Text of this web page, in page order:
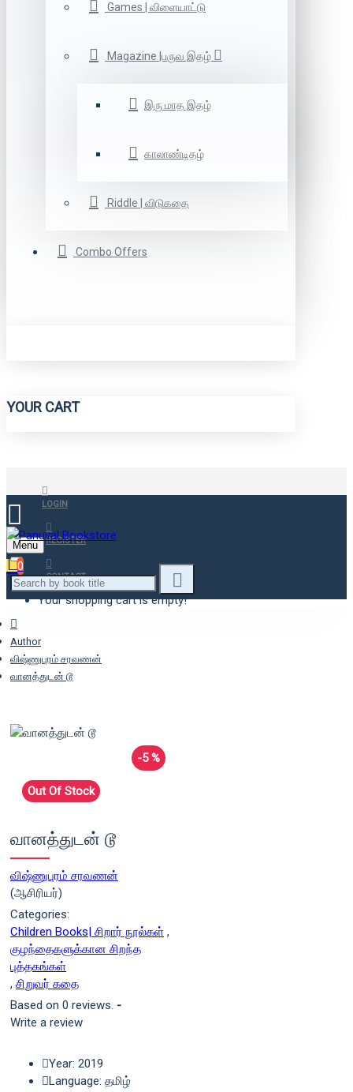
Games | விளையாட்டு
Magazine |பருவ இதழ்
இரு மாத இதழ்
காலாண்டிதழ்
Riddle | விடுகதை
Combo Offers
YOUR CART
LOGIN
REGISTER
CONTACT
Menu
0
Your shopping cart is empty!
Author
விஷ்ணுபுரம் சரவணன்
வானத்துடன் டூ
-5 %
Out Of Stock
வானத்துடன் டூ
விஷ்ணுபுரம் சரவணன்
(ஆசிரியர்)
Categories:
Children Books| சிறார் நூல்கள் ,
குழந்தைகளுக்கான சிறந்த
புத்தகங்கள்
, சிறுவர் கதை
Based on 0 reviews. -
Write a review
Year: 2019
Language: தமிழ்